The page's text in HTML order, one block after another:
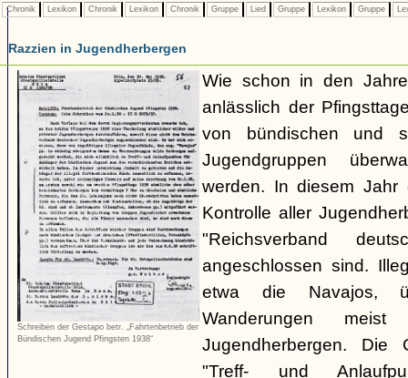
Chronik Lexikon Chronik Lexikon Chronik Gruppe Lied Gruppe Lexikon Gruppe
Razzien in Jugendherbergen
Schreiben der Gestapo betr. „Fahrtenbetrieb der
Bündischen Jugend Pfingsten 1938“
Wie schon in den
anlässlich der
von bündischen und
Jugendgruppen
werden. In diesem Jahr
Kontrolle aller
"Reichsverband
angeschlossen sind.
etwa die Navajos,
Wanderungen
Jugendherbergen.
"Treff- und